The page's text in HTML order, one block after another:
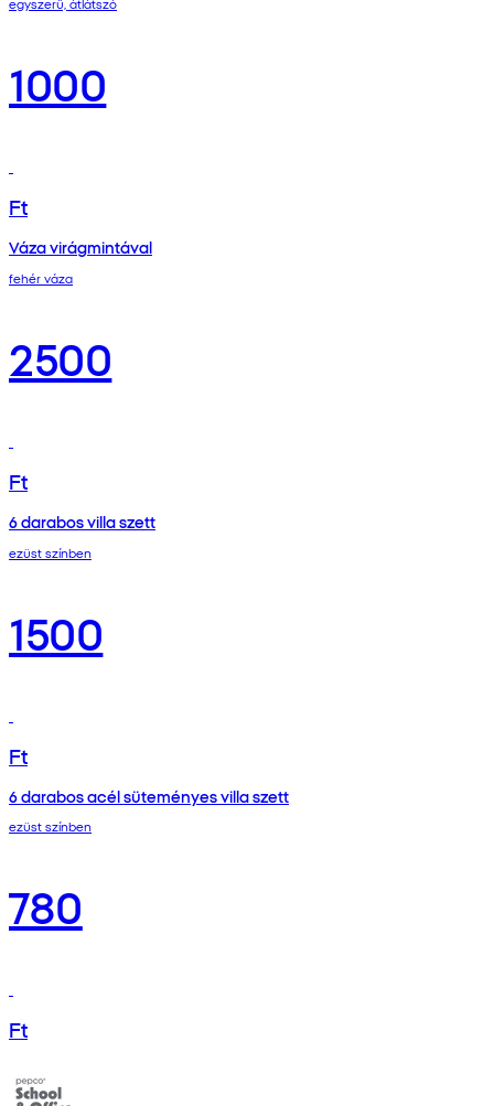
egyszerű, átlátszó
1000
Ft
Váza virágmintával
fehér váza
2500
Ft
6 darabos villa szett
ezüst színben
1500
Ft
6 darabos acél süteményes villa szett
ezüst színben
780
Ft